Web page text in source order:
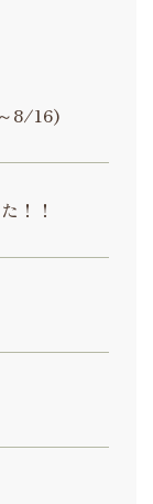
8/16)
！！